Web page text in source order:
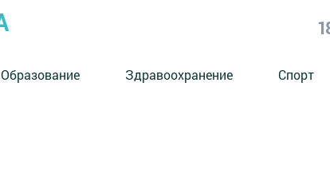
Образование Здравоохранение Спорт